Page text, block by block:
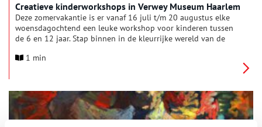
Creatieve kinderworkshops in Verwey Museum Haarlem
Deze zomervakantie is er vanaf 16 juli t/m 20 augustus elke
woensdagochtend een leuke workshop voor kinderen tussen
de 6 en 12 jaar. Stap binnen in de kleurrijke wereld van de
Jeanne. Neem een kijkje in de tentoonstellingen en ga daarna
de dop!
1 min